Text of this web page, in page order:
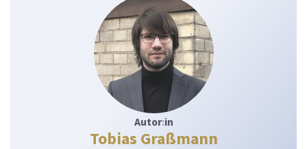
Autor:in
Tobias Graßmann